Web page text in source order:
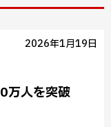
2026年1月19日
万人を突破